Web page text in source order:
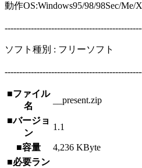
動作OS:Windows95/98/98Sec/Me/
ソフト種別 : フリーソフト
■ファイル
名
__present.zip
■バージョ
ン
1.1
■容量
4,236 KByte
■必要ラン